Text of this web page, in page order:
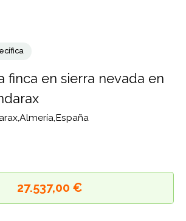
finca en sierra nevada en
27.537,00 €